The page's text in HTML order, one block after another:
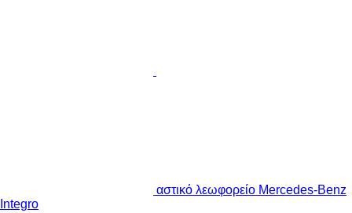
αστικό λεωφορείο Mercedes-Benz
Integro